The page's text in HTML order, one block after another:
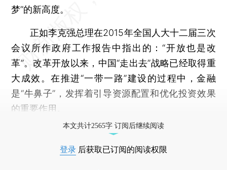
梦”的新高度。
正如李克强总理在2015年全国人大十二届三次
会议所作政府工作报告中指出的：“开放也是改
革”。改革开放以来，中国“走出去”战略已经取得重
大成效。在推进“一带一路”建设的过程中，金融
是“牛鼻子”，发挥着引导资源配置和优化投资效果
的重要作用。
本文共计2565字 订阅后继续阅读
登录 后获取已订阅的阅读权限